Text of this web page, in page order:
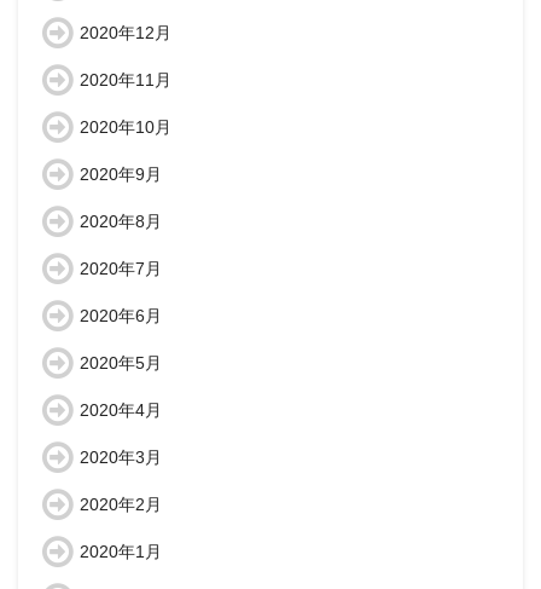
2020年12月
2020年11月
2020年10月
2020年9月
2020年8月
2020年7月
2020年6月
2020年5月
2020年4月
2020年3月
2020年2月
2020年1月